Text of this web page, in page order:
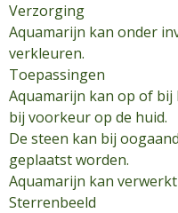
Verzorging
Aquamarijn kan onder
verkleuren.
Toepassingen
Aquamarijn kan op of bij
bij voorkeur op de huid.
De steen kan bij
geplaatst worden.
Aquamarijn kan
Sterrenbeeld